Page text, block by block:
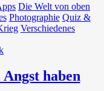
Die Welt von oben
Photographie Quiz &
Verschiedenes
haben